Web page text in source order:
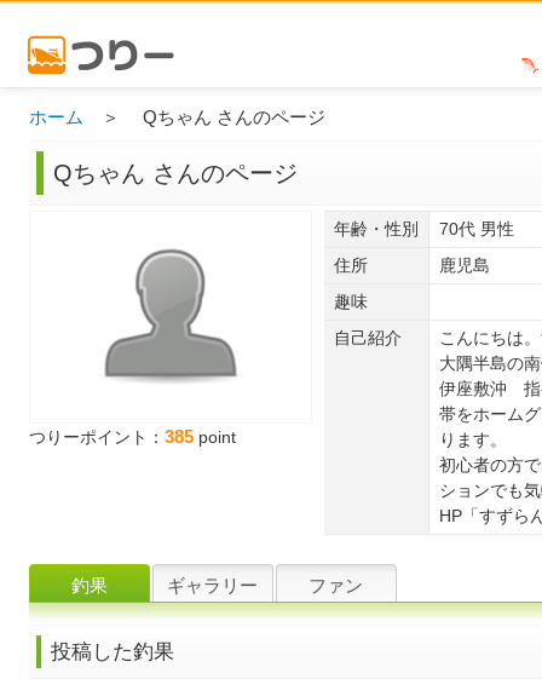
ホーム ＞ Qちゃん さんのページ
Qちゃん さんのページ
つりーポイント： 385 point
年齢・性別
70代 男性
住所
鹿児島
趣味
自己紹介
こんにちは
大隅半島の
伊座敷沖
帯をホーム
ります。
初心者の方
ションでも
HP「すずら
釣果 ギャラリー ファン
投稿した釣果